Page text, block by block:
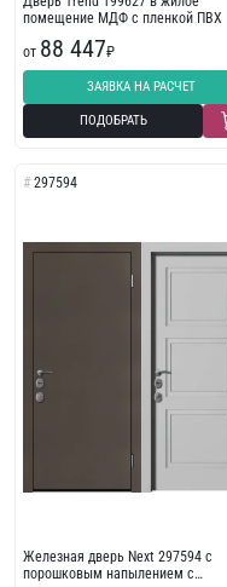
помещение МДФ с пленкой ПВХ
от 88 447₽
ЗАЯВКА НА РАСЧЕТ
ПОДОБРАТЬ
297594
Железная дверь Next 297594 с
порошковым напылением с